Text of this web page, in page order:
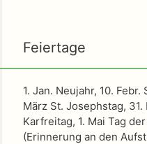
Feiertage
1. Jan. Neujahr, 10.
März St. Josephstag,
Karfreitag, 1. Mai Tag
(Erinnerung an den